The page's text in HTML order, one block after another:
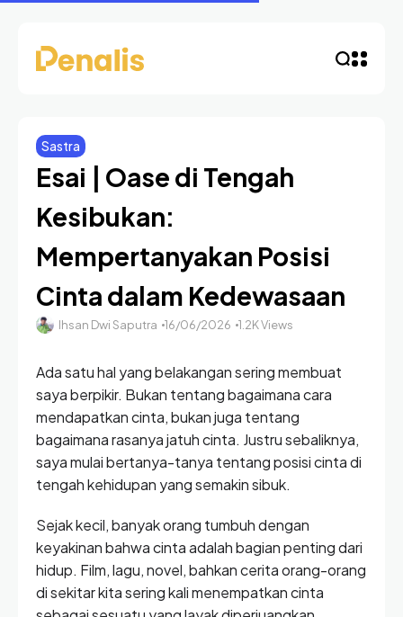
Sastra
Esai | Oase di Tengah
Kesibukan:
Mempertanyakan Posisi
Cinta dalam Kedewasaan
Ihsan Dwi Saputra 16/06/2026 1.2K Views
Ada satu hal yang belakangan sering membuat
saya berpikir. Bukan tentang bagaimana cara
mendapatkan cinta, bukan juga tentang
bagaimana rasanya jatuh cinta. Justru sebaliknya,
saya mulai bertanya-tanya tentang posisi cinta di
tengah kehidupan yang semakin sibuk.
Sejak kecil, banyak orang tumbuh dengan
keyakinan bahwa cinta adalah bagian penting dari
hidup. Film, lagu, novel, bahkan cerita orang-orang
di sekitar kita sering kali menempatkan cinta